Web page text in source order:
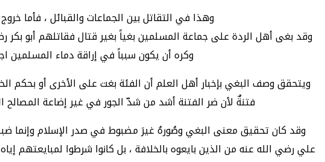
وهذا في التقاتل بين الجماعات والقبائل ، فأما
وقد بغى أهل الردة على جماعة المسلمين بغياً بغير قتال فقاتلهم أبو
وكره أن يكون سبباً في إراقة دماء المسلمين
ويتحقق وصف البغي بإخبار أهل العلم أن الفئة بغت على الأخرى أو بحكم
فتنةٌ لأن ضر الفتنة أشد من شدّ الجور في غير إضاعة
وقد كان تحقيق معنى البغي وصُورهُ غيرَ مضبوط في صدر الإسلام وإنما
علي رضي الله عنه من الذين بايعوه بالخلافة ، بل كانوا شرطوا لمبايعتهم